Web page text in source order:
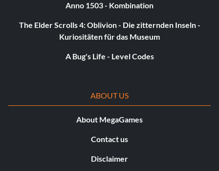
Alle Multiplayer-Charaktere
Gib den Code einParty
MAGAZIN
Anno 1503 - Kombination
The Elder Scrolls 4: Oblivion - Die zitternden Inseln -
Kuriositäten für das Museum
A Bug's Life - Level Codes
ABOUT US
About MegaGames
Contact us
Disclaimer